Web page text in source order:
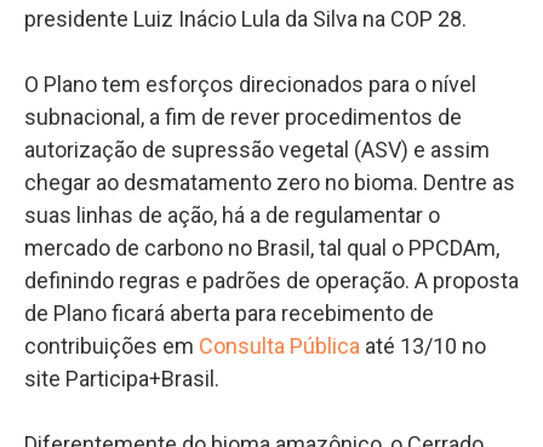
presidente Luiz Inácio Lula da Silva na COP 28.
O Plano tem esforços direcionados para o nível
subnacional, a fim de rever procedimentos de
autorização de supressão vegetal (ASV) e assim
chegar ao desmatamento zero no bioma. Dentre as
suas linhas de ação, há a de regulamentar o
mercado de carbono no Brasil, tal qual o PPCDAm,
definindo regras e padrões de operação. A proposta
de Plano ficará aberta para recebimento de
contribuições em Consulta Pública até 13/10 no
site Participa+Brasil.